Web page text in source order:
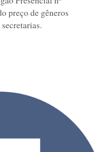
preço de gêneros